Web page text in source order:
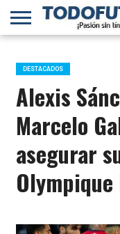
PRIMERA
B
SELECCIÓN
CHILENA
CHILENOS
EN EL
MUNDO
FÚTBOL
INTERNACIONAL
DESTACADOS
Alexis
Marcelo
asegurar